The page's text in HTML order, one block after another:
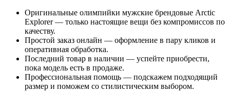
Оригинальные олимпийки мужские брендовые Arctic
Explorer — только настоящие вещи без компромиссов по
качеству.
Простой заказ онлайн — оформление в пару кликов и
оперативная обработка.
Последний товар в наличии — успейте приобрести,
пока модель есть в продаже.
Профессиональная помощь — подскажем подходящий
размер и поможем со стилистическим выбором.